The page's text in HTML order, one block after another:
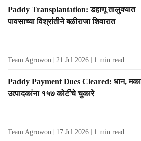
T
a
s
l
t
Paddy Transplantation: डहाणू तालुक्यात
पावसाच्या विश्रांतीने बळीराजा शिवारात
Team Agrowon 21 Jul 2026 1 min read
Paddy Payment Dues Cleared: धान, मका
उत्पादकांना १५७ कोटींचे चुकारे
Team Agrowon 17 Jul 2026 1 min read